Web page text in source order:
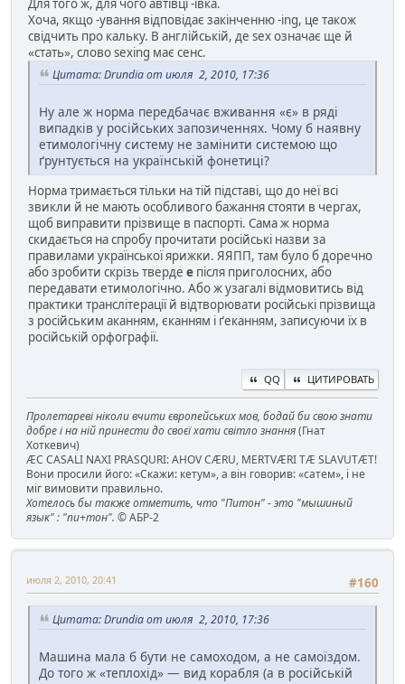
Для того ж, для чого автівці -івка.
Хоча, якщо -ування відповідає закінченню -ing, це також
свідчить про кальку. В англійській, де sex означає ще й
«стать», слово sexing має сенс.
Цитата: Drundia от июля 2, 2010, 17:36
Ну але ж норма передбачає вживання «є» в ряді
випадків у російських запозиченнях. Чому б наявну
етимологічну систему не замінити системою що
ґрунтується на українській фонетиці?
Норма тримається тільки на тій підставі, що до неї всі
звикли й не мають особливого бажання стояти в чергах,
щоб виправити прізвище в паспорті. Сама ж норма
скидається на спробу прочитати російські назви за
правилами української ярижки. ЯЯПП, там було б доречно
або зробити скрізь тверде е після приголосних, або
передавати етимологічно. Або ж узагалі відмовитись від
практики транслітерації й відтворювати російські прізвища
з російським аканням, єканням і ґеканням, записуючи їх в
російській орфографії.
QQ ЦИТИРОВАТЬ
Пролетареві ніколи вчити європейських мов, бодай би свою знати
добре і на ній принести до своєї хати світло знання(Гнат
Хоткевич)
ÆC CASALI NAXI PRASQURI: AHOV CÆRU, MERTVÆRI TÆ SLAVUTÆT!
Вони просили його: «Скажи: кетум», а він говорив: «сатем», і не
міг вимовити правильно.
Хотелось бы также отметить, что "Питон" - это "мышиный
язык" : "пи+тон". © АБР-2
#160
июля 2, 2010, 20:41
Цитата: Drundia от июля 2, 2010, 17:36
Машина мала б бути не самоходом, а не самоїздом.
До того ж «теплохід» — вид корабля (а в російській